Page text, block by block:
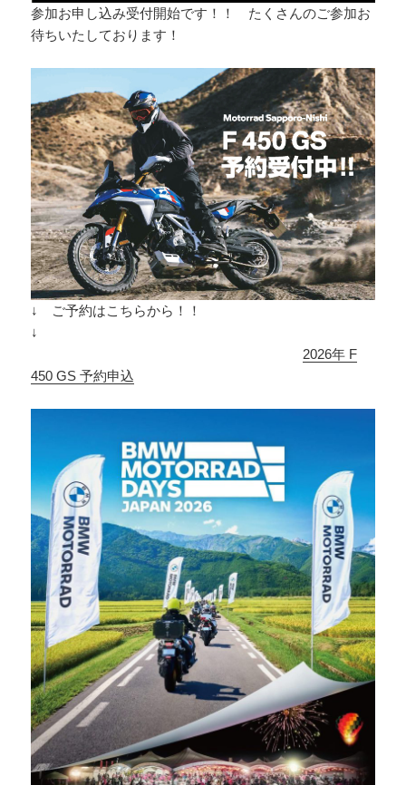
参加お申し込み受付開始です！！ たくさんのご参加お
待ちいたしております！
↓ ご予約はこちらから！！
↓
2026年 F
450 GS 予約申込